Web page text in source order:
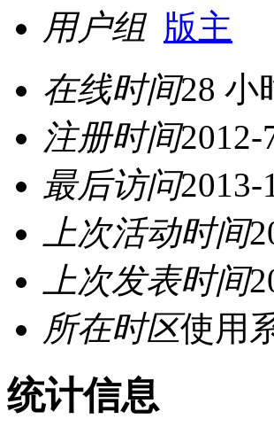
用户组 版主
在线时间28 小
注册时间2012-
最后访问2013-
上次活动时间
上次发表时间
所在时区使用
统计信息